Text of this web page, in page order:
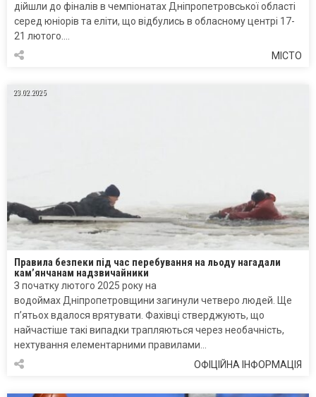
дійшли до фіналів в чемпіонатах Дніпропетровської області
серед юніорів та еліти, що відбулись в обласному центрі 17-
21 лютого….
МІСТО
23.02.2025
Правила безпеки під час перебування на льоду нагадали
кам’янчанам надзвичайники
З початку лютого 2025 року на
водоймах Дніпропетровщини загинули четверо людей. Ще
п’ятьох вдалося врятувати. Фахівці стверджують, що
найчастіше такі випадки трапляються через необачність,
нехтування елементарними правилами…
ОФІЦІЙНА ІНФОРМАЦІЯ